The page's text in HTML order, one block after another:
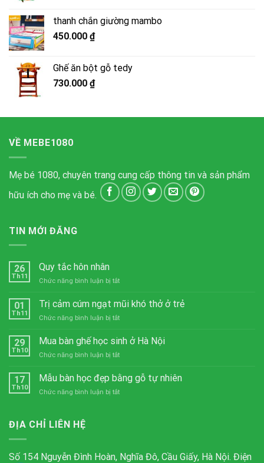
thanh chắn giường mambo
450.000 ₫
Ghế ăn bột gỗ tedy
730.000 ₫
VỀ MEBE1080
Mẹ bé 1080, chuyên trang cung cấp thông tin và sản phẩm
hữu ích cho mẹ và bé.
TIN MỚI ĐĂNG
26
Th11
Quy tắc hôn nhân
Chức năng bình luận bị tắtở
tắc
nhân
01
Th11
Trị cảm cúm ngạt mũi khó thở ở trẻ
Chức năng bình luận bị tắtở
cảm
ngạt
khó
29
Th10
Mua bàn ghế học sinh ở Hà Nội
Chức năng bình luận bị tắtở
bàn
ghế
học
17
Th10
Mẫu bàn học đẹp bằng gỗ tự nhiên
Chức năng bình luận bị tắtở
gỗ
ĐỊA CHỈ LIÊN HỆ
Số 154 Nguyễn Đình Hoàn, Nghĩa Đô, Cầu Giấy, Hà Nội. Điện